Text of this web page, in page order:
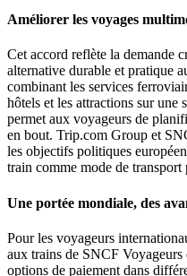
Améliorer les voyages
Cet accord reflète la demande
alternative durable et pratique
combinant les services
hôtels et les attractions sur
permet aux voyageurs de
en bout. Trip.com Group et
les objectifs politiques
train comme mode de transport
Une portée mondiale, des
Pour les voyageurs
aux trains de SNCF Voyageurs
options de paiement dans